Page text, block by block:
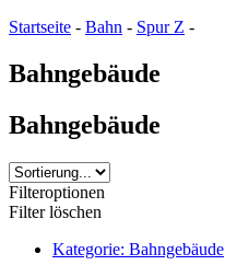
Startseite - Bahn - Spur Z -
Bahngebäude
Bahngebäude
Filteroptionen
Filter löschen
Kategorie: Bahngebäude